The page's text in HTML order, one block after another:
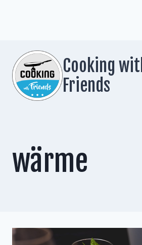
Cooking
Friends
wärme